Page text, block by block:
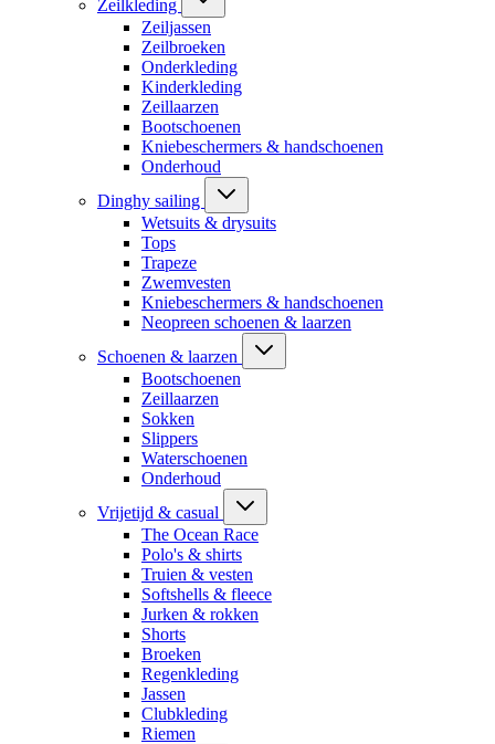
Zeilkleding
Zeiljassen
Zeilbroeken
Onderkleding
Kinderkleding
Zeillaarzen
Bootschoenen
Kniebeschermers & handschoenen
Onderhoud
Dinghy sailing
Wetsuits & drysuits
Tops
Trapeze
Zwemvesten
Kniebeschermers & handschoenen
Neopreen schoenen & laarzen
Schoenen & laarzen
Bootschoenen
Zeillaarzen
Sokken
Slippers
Waterschoenen
Onderhoud
Vrijetijd & casual
The Ocean Race
Polo's & shirts
Truien & vesten
Softshells & fleece
Jurken & rokken
Shorts
Broeken
Regenkleding
Jassen
Clubkleding
Riemen